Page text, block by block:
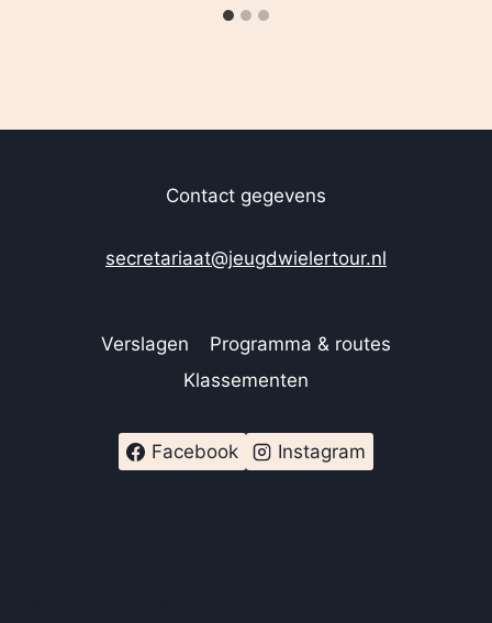
Contact gegevens
secretariaat@jeugdwielertour.nl
Verslagen
Programma & routes
Klassementen
Facebook Instagram